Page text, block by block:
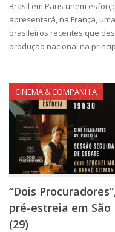
Brasil em Paris unem
apresentará, na França,
brasileiros recentes que
produção nacional na
CINEMA & COMPANHIA
“Dois
pré-estreia em
(29)